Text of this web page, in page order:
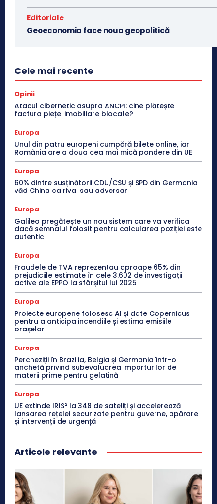
Editoriale
Geoeconomia face noua geopolitică
Cele mai recente
Opinii
Atacul cibernetic asupra ANCPI: cine plătește
factura pieței imobiliare blocate?
Europa
Unul din patru europeni cumpără bilete online, iar
România are a doua cea mai mică pondere din UE
Europa
60% dintre susținătorii CDU/CSU și SPD din Germania
văd China ca rival sau adversar
Europa
Galileo pregătește un nou sistem care va verifica
dacă semnalul folosit pentru calcularea poziției este
autentic
Europa
Fraudele de TVA reprezentau aproape 65% din
prejudiciile estimate în cele 3.602 de investigații
active ale EPPO la sfârșitul lui 2025
Europa
Proiecte europene folosesc AI și date Copernicus
pentru a anticipa incendiile și estima emisiile
orașelor
Europa
Percheziții în Brazilia, Belgia și Germania într-o
anchetă privind subevaluarea importurilor de
materii prime pentru gelatină
Europa
UE extinde IRIS² la 348 de sateliți și accelerează
lansarea rețelei securizate pentru guverne, apărare
și intervenții de urgență
Articole relevante